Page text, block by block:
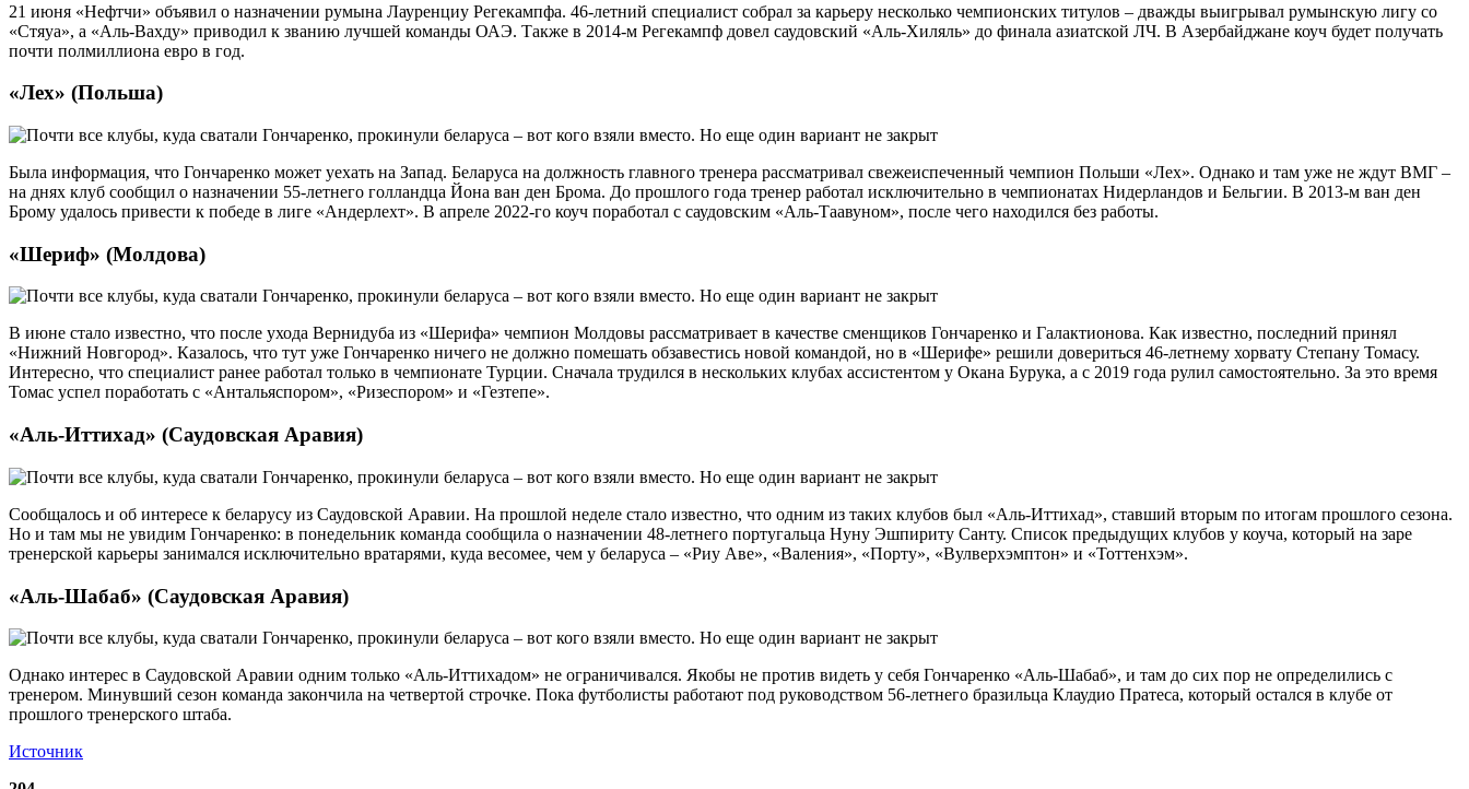
21 июня «Нефтчи» объявил о назначении румына Лауренциу Регекампфа. 46-летний специалист собрал за карьеру несколько чемпионских титулов – дважды выигрывал румынскую лигу со
«Стяуа», а «Аль-Вахду» приводил к званию лучшей команды ОАЭ. Также в 2014-м Регекампф довел саудовский «Аль-Хиляль» до финала азиатской ЛЧ. В Азербайджане коуч будет получать
почти полмиллиона евро в год.
«Лех» (Польша)
Была информация, что Гончаренко может уехать на Запад. Беларуса на должность главного тренера рассматривал свежеиспеченный чемпион Польши «Лех». Однако и там уже не ждут ВМГ –
на днях клуб сообщил о назначении 55-летнего голландца Йона ван ден Брома. До прошлого года тренер работал исключительно в чемпионатах Нидерландов и Бельгии. В 2013-м ван ден
Брому удалось привести к победе в лиге «Андерлехт». В апреле 2022-го коуч поработал с саудовским «Аль-Таавуном», после чего находился без работы.
«Шериф» (Молдова)
В июне стало известно, что после ухода Вернидуба из «Шерифа» чемпион Молдовы рассматривает в качестве сменщиков Гончаренко и Галактионова. Как известно, последний принял
«Нижний Новгород». Казалось, что тут уже Гончаренко ничего не должно помешать обзавестись новой командой, но в «Шерифе» решили довериться 46-летнему хорвату Степану Томасу.
Интересно, что специалист ранее работал только в чемпионате Турции. Сначала трудился в нескольких клубах ассистентом у Окана Бурука, а с 2019 года рулил самостоятельно. За это время
Томас успел поработать с «Антальяспором», «Ризеспором» и «Гезтепе».
«Аль-Иттихад» (Саудовская Аравия)
Сообщалось и об интересе к беларусу из Саудовской Аравии. На прошлой неделе стало известно, что одним из таких клубов был «Аль-Иттихад», ставший вторым по итогам прошлого сезона.
Но и там мы не увидим Гончаренко: в понедельник команда сообщила о назначении 48-летнего португальца Нуну Эшпириту Санту. Список предыдущих клубов у коуча, который на заре
тренерской карьеры занимался исключительно вратарями, куда весомее, чем у беларуса – «Риу Аве», «Валения», «Порту», «Вулверхэмптон» и «Тоттенхэм».
«Аль-Шабаб» (Саудовская Аравия)
Однако интерес в Саудовской Аравии одним только «Аль-Иттихадом» не ограничивался. Якобы не против видеть у себя Гончаренко «Аль-Шабаб», и там до сих пор не определились с
тренером. Минувший сезон команда закончила на четвертой строчке. Пока футболисты работают под руководством 56-летнего бразильца Клаудио Пратеса, который остался в клубе от
прошлого тренерского штаба.
Источник